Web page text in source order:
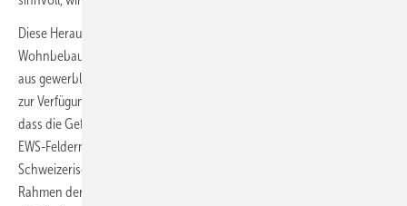
Diese Herausforderung stellt sich insbesondere bei großen
Wohnbebauungen, in denen primär geheizt wird und keine Wärme
aus gewerblichen Klimaanlagen für die Regeneration des Erdreichs
zur Verfügung steht. Erfahrungen in der Schweiz deuten darauf hin,
dass die Gefahr einer kaum wieder auflösbaren Eisblockbildung in
EWS-Feldern real ist. Das zeigt sich auch darin, dass das
Schweizerische Bundesamt für Energie das Thema Regeneration im
Rahmen der Studie „SolSeas Store – Saisonale Wärmespeicherung in